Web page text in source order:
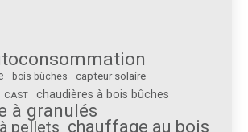
bois bûches capteur solaire
CAST chaudières à bois bûches
à granulés
pellets chauffage au bois